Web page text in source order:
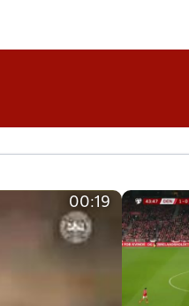
00:19